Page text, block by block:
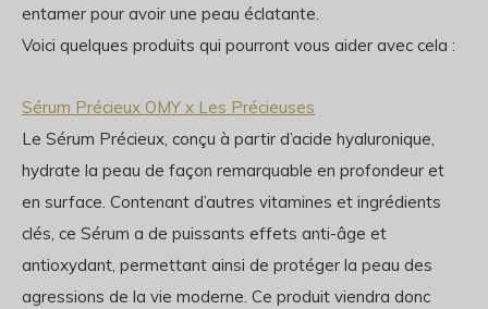
entamer pour avoir une peau éclatante.
Voici quelques produits qui pourront vous aider avec cela :
Sérum Précieux OMY x Les Précieuses
Le Sérum Précieux, conçu à partir d’acide hyaluronique,
hydrate la peau de façon remarquable en profondeur et
en surface. Contenant d’autres vitamines et ingrédients
clés, ce Sérum a de puissants effets anti-âge et
antioxydant, permettant ainsi de protéger la peau des
agressions de la vie moderne. Ce produit viendra donc